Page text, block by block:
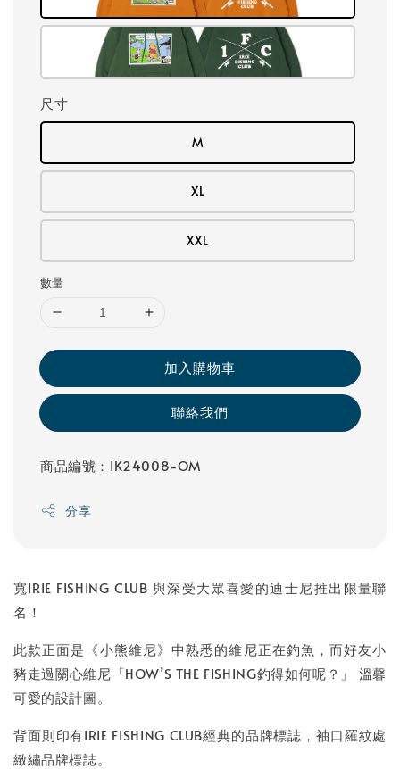
尺寸
M
XL
XXL
數量
加入購物車
聯絡我們
商品編號：IK24008-OM
分享
寬IRIE FISHING CLUB 與深受大眾喜愛的迪士尼推出限量聯
名！
此款正面是《小熊維尼》中熟悉的維尼正在釣魚，而好友小
豬走過關心維尼「HOW’S THE FISHING釣得如何呢？」 溫馨
可愛的設計圖。
背面則印有IRIE FISHING CLUB經典的品牌標誌，袖口羅紋處
緻繡品牌標誌。